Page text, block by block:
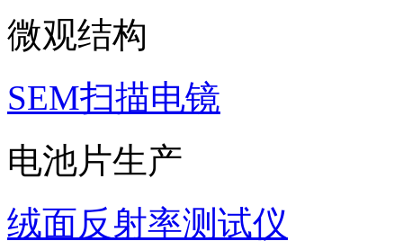
微观结构
SEM扫描电镜
电池片生产
绒面反射率测试仪